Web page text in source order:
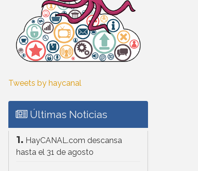
Tweets by haycanal
Últimas Noticias
1. HayCANAL.com descansa
hasta el 31 de agosto